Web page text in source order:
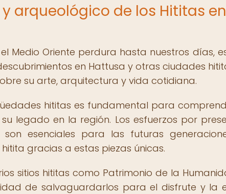
arqueológico de los Hititas
Medio Oriente perdura hasta nuestros días,
en Hattusa y otras ciudades
su arte, arquitectura y vida cotidiana.
hititas es fundamental para
legado en la región. Los esfuerzos por
esenciales para las futuras
gracias a estas piezas únicas.
sitios hititas como Patrimonio de la
de salvaguardarlos para el disfrute y la